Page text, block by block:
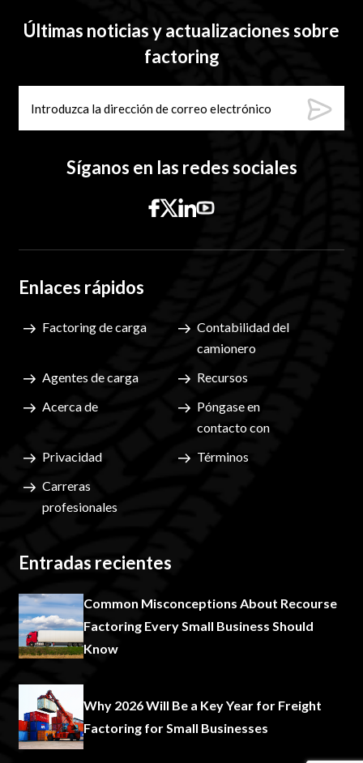
Últimas noticias y actualizaciones sobre
factoring
Síganos en las redes sociales
Enlaces rápidos
Factoring de carga
Contabilidad del
camionero
Agentes de carga
Recursos
Acerca de
Póngase en
contacto con
Privacidad
Términos
Carreras
profesionales
Entradas recientes
Common Misconceptions About Recourse
Factoring Every Small Business Should
Know
Why 2026 Will Be a Key Year for Freight
Factoring for Small Businesses